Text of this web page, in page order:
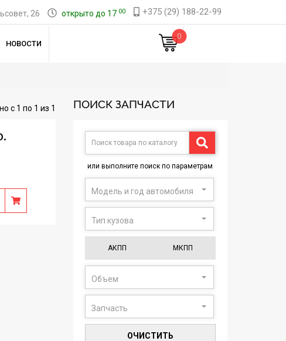
26 открыто до 17 00 +375 (29) 188-22-99
НОВОСТИ
0
с 1 по 1 из 1 ПОИСК ЗАПЧАСТИ
или выполните поиск по параметрам
Модель и год автомобиля
Тип кузова
АКПП МКПП
Объем
Запчасть
ОЧИСТИТЬ